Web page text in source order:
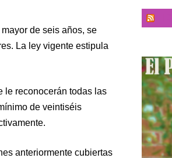
de seis años, se
La ley vigente estipula
le reconocerán todas las
de veintiséis
anteriormente cubiertas